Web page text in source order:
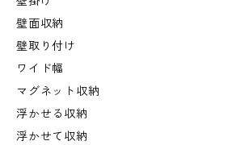
壁面収納
壁取り付け
ワイド幅
マグネット収納
浮かせる収納
浮かせて収納